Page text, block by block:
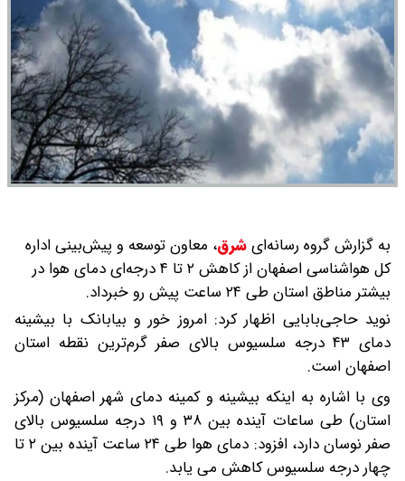
به گزارش گروه رسانه‌ایشرق، معاون توسعه و پیش‌بینی اداره
کل هواشناسی اصفهان از کاهش ۲ تا ۴ درجه‌ای دمای هوا در
بیشتر مناطق استان طی ۲۴ ساعت پیش رو خبرداد.
نوید حاجی‌بابایی اظهار کرد: امروز خور و بیابانک با بیشینه
دمای ۴۳ درجه سلسیوس بالای صفر گرم‌ترین نقطه استان
اصفهان است‌.
وی با اشاره به اینکه بیشینه و کمینه دمای شهر اصفهان (مرکز
استان) طی ساعات آینده بین ۳۸ و ۱۹ درجه سلسیوس بالای
صفر نوسان دارد، افزود: دمای هوا طی ۲۴ ساعت آینده بین ۲ تا
چهار درجه سلسیوس کاهش می یابد.